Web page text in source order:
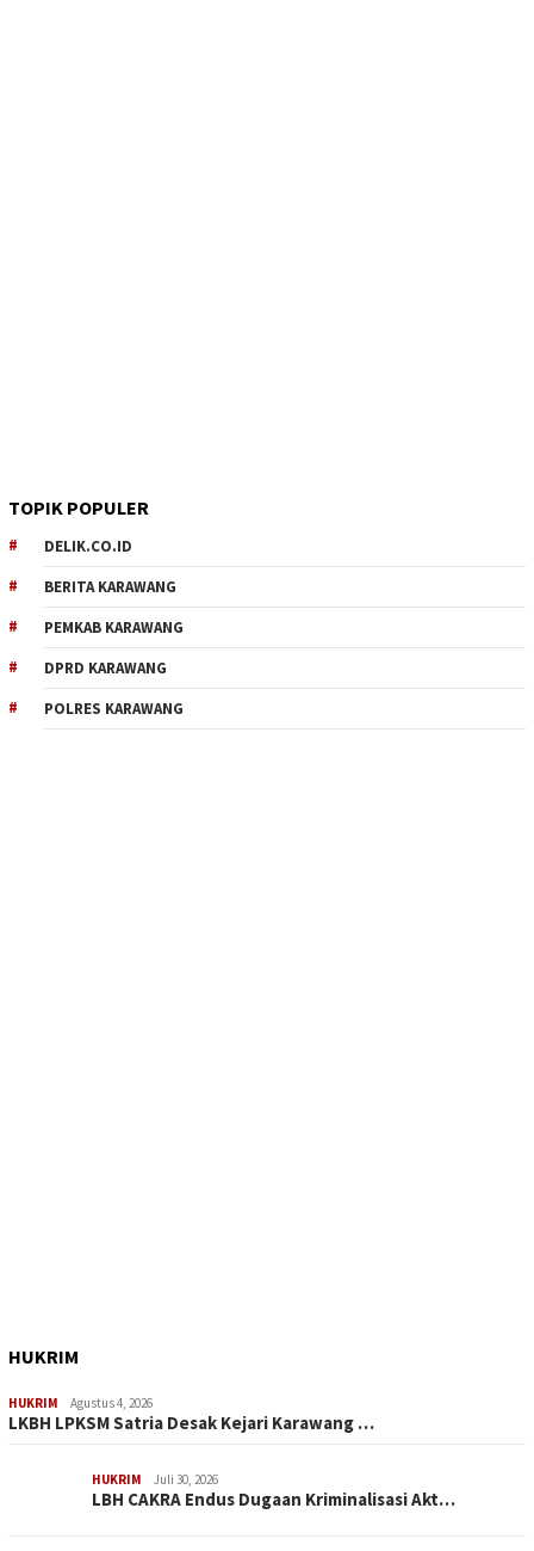
TOPIK POPULER
DELIK.CO.ID
BERITA KARAWANG
PEMKAB KARAWANG
DPRD KARAWANG
POLRES KARAWANG
HUKRIM
HUKRIM Agustus 4, 2026
LKBH LPKSM Satria Desak Kejari Karawang …
HUKRIM Juli 30, 2026
LBH CAKRA Endus Dugaan Kriminalisasi Akt…